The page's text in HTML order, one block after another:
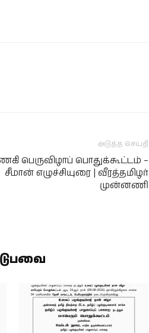
அடுத்த செய்தி
பெருவிழாப் பொதுக்கூட்டம் –
சீமான் எழுச்சியுரை | வீரத்தமிழர்
முன்னணி